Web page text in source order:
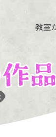
教室